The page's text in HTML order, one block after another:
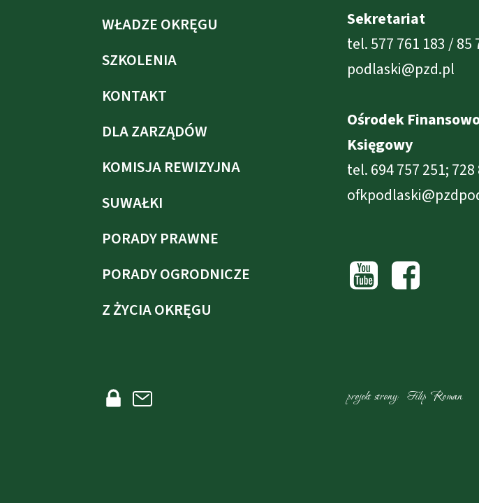
projekt strony: Filip Roman
Sekretariat
tel. 577 761 183 / 85
podlaski@pzd.pl
Ośrodek
Księgowy
tel. 694 757 251; 728
WŁADZE OKRĘGU
SZKOLENIA
KONTAKT
DLA ZARZĄDÓW
KOMISJA REWIZYJNA
SUWAŁKI
PORADY PRAWNE
PORADY OGRODNICZE
Z ŻYCIA OKRĘGU